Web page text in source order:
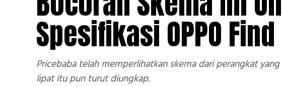
Spesifikasi OPPO
Pricebaba telah memperlihatkan skema dari perangkat
lipat itu pun turut diungkap.